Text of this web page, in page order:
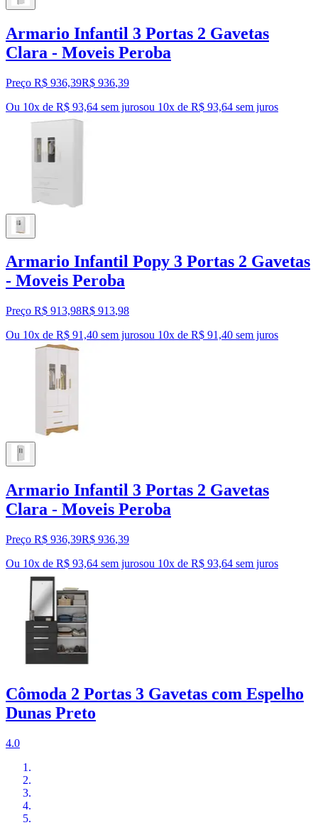
Armario Infantil 3 Portas 2 Gavetas
Clara - Moveis Peroba
Preço R$ 936,39R$ 936,39
Ou 10x de R$ 93,64 sem jurosou 10x de R$ 93,64 sem juros
Armario Infantil Popy 3 Portas 2 Gavetas
- Moveis Peroba
Preço R$ 913,98R$ 913,98
Ou 10x de R$ 91,40 sem jurosou 10x de R$ 91,40 sem juros
Armario Infantil 3 Portas 2 Gavetas
Clara - Moveis Peroba
Preço R$ 936,39R$ 936,39
Ou 10x de R$ 93,64 sem jurosou 10x de R$ 93,64 sem juros
Cômoda 2 Portas 3 Gavetas com Espelho
Dunas Preto
4.0